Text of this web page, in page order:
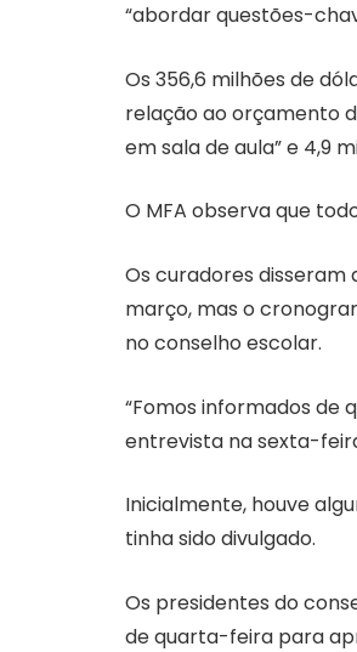
“abordar questões-
Os 356,6 milhões de
relação ao orçamento
em sala de aula” e 4,9
O MFA observa que
Os curadores
março, mas o
no conselho escolar.
“Fomos informados de
entrevista na sexta-
Inicialmente, houve
tinha sido divulgado.
Os presidentes do
de quarta-feira para